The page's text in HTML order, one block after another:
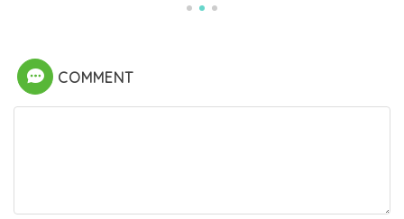
COMMENT